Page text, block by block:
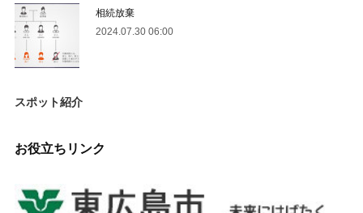
相続放棄
2024.07.30 06:00
スポット紹介
お役立ちリンク